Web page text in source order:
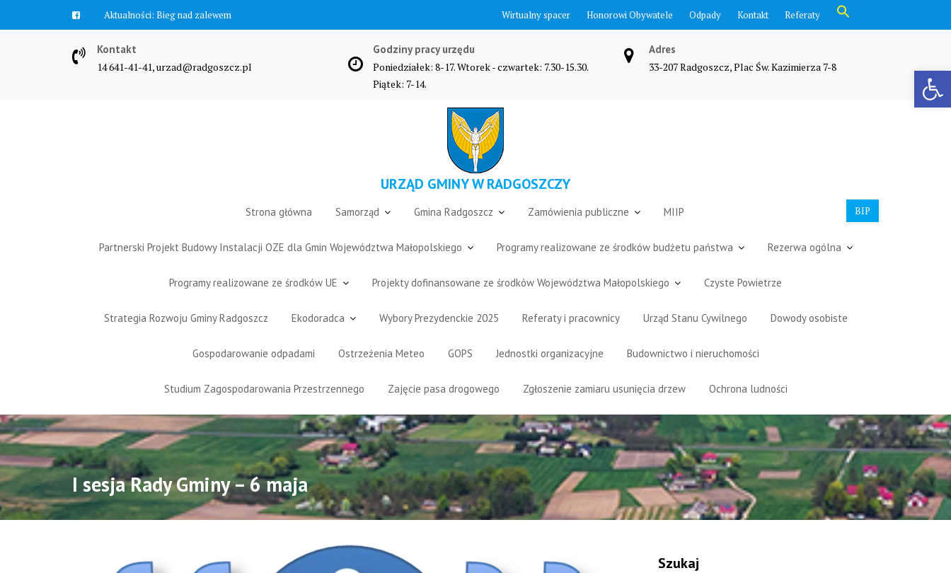
Otwórz pasek narzędzi
Aktualności: Bieg nad zalewem Wirtualny spacer Honorowi Obywatele Odpady Kontakt Referaty
Search Button
Kontakt
14 641-41-41, urzad@radgoszcz.pl
Godziny pracy urzędu
Poniedziałek: 8-17. Wtorek - czwartek: 7.30-15.30.
Piątek: 7-14.
Adres
33-207 Radgoszcz, Plac Św. Kazimierza 7-8
URZĄD GMINY W RADGOSZCZY
BIP
Strona główna Samorząd Gmina Radgoszcz Zamówienia publiczne MIIP
Partnerski Projekt Budowy Instalacji OZE dla Gmin Województwa Małopolskiego Programy realizowane ze środków budżetu państwa Rezerwa ogólna
Programy realizowane ze środków UE Projekty dofinansowane ze środków Województwa Małopolskiego Czyste Powietrze
Strategia Rozwoju Gminy Radgoszcz Ekodoradca Wybory Prezydenckie 2025 Referaty i pracownicy Urząd Stanu Cywilnego Dowody osobiste
Gospodarowanie odpadami Ostrzeżenia Meteo GOPS Jednostki organizacyjne Budownictwo i nieruchomości
Studium Zagospodarowania Przestrzennego Zajęcie pasa drogowego Zgłoszenie zamiaru usunięcia drzew Ochrona ludności
I sesja Rady Gminy – 6 maja
Szukaj